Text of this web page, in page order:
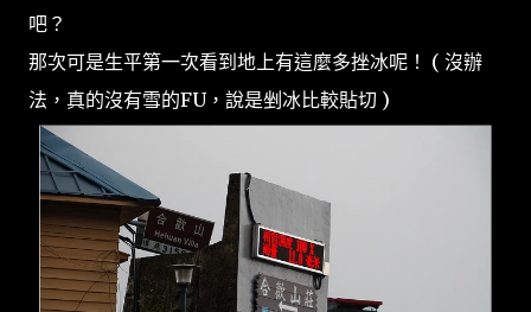
吧？
那次可是生平第一次看到地上有這麼多挫冰呢！ ( 沒辦
法，真的沒有雪的FU，說是剉冰比較貼切 )